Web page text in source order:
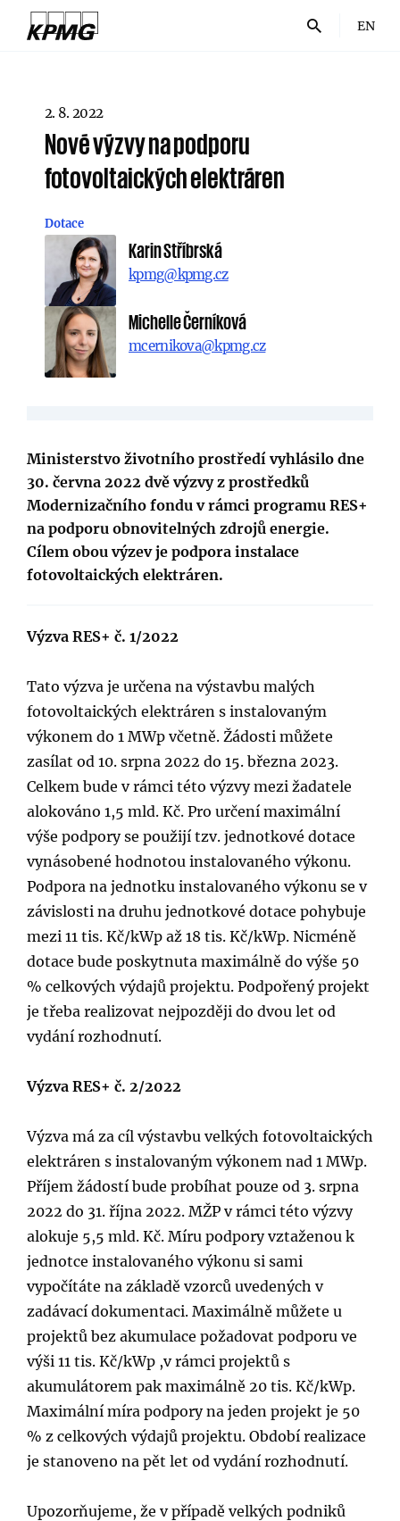
EN
2. 8. 2022
Nové výzvy na podporu
fotovoltaických elektráren
Dotace
Karin Stříbrská
kpmg@kpmg.cz
Michelle Černíková
mcernikova@kpmg.cz
Ministerstvo životního prostředí vyhlásilo dne
30. června 2022 dvě výzvy z prostředků
Modernizačního fondu v rámci programu RES+
na podporu obnovitelných zdrojů energie.
Cílem obou výzev je podpora instalace
fotovoltaických elektráren.
Výzva RES+ č. 1/2022
Tato výzva je určena na výstavbu malých
fotovoltaických elektráren s instalovaným
výkonem do 1 MWp včetně. Žádosti můžete
zasílat od 10. srpna 2022 do 15. března 2023.
Celkem bude v rámci této výzvy mezi žadatele
alokováno 1,5 mld. Kč. Pro určení maximální
výše podpory se použijí tzv. jednotkové dotace
vynásobené hodnotou instalovaného výkonu.
Podpora na jednotku instalovaného výkonu se v
závislosti na druhu jednotkové dotace pohybuje
mezi 11 tis. Kč/kWp až 18 tis. Kč/kWp. Nicméně
dotace bude poskytnuta maximálně do výše 50
% celkových výdajů projektu. Podpořený projekt
je třeba realizovat nejpozději do dvou let od
vydání rozhodnutí.
Výzva RES+ č. 2/2022
Výzva má za cíl výstavbu velkých fotovoltaických
elektráren s instalovaným výkonem nad 1 MWp.
Příjem žádostí bude probíhat pouze od 3. srpna
2022 do 31. října 2022. MŽP v rámci této výzvy
alokuje 5,5 mld. Kč. Míru podpory vztaženou k
jednotce instalovaného výkonu si sami
vypočítáte na základě vzorců uvedených v
zadávací dokumentaci. Maximálně můžete u
projektů bez akumulace požadovat podporu ve
výši 11 tis. Kč/kWp ,v rámci projektů s
akumulátorem pak maximálně 20 tis. Kč/kWp.
Maximální míra podpory na jeden projekt je 50
% z celkových výdajů projektu. Období realizace
je stanoveno na pět let od vydání rozhodnutí.
Upozorňujeme, že v případě velkých podniků